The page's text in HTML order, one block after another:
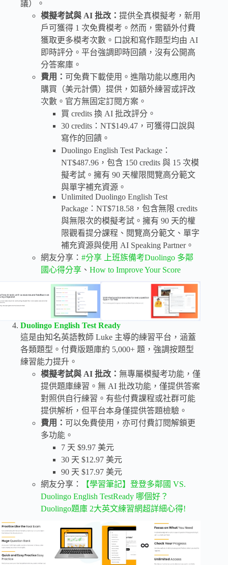
議）。
模擬考試與 AI 批改： 提供全真模擬考，新用
戶可獲得 1 次免費模考。然而，需額外付費
獲取更多模考次數。口說和寫作題型均由 AI
即時評分。平台強調即時回饋，沒有公開高
分答案庫。
費用： 可免費下載使用。進階功能以應用內
購買（美元計價）提供，如額外練習或評改
次數。官方無固定訂閱方案。
買 credits 換 AI 批改評分。
30 credits：NT$149.47，可獲得口說與
寫作的回饋。
Duolingo English Test Package：
NT$487.96，包含 150 credits 與 15 次模
擬考試。擁有 90 天權限閱覽高分範文
與單字補充資源。
Unlimited Duolingo English Test
Package：NT$718.58，包含無限 credits
與無限次的模擬考試。擁有 90 天的權
限觀看提分課程、閱覽高分範文、單字
補充資源與使用 AI Speaking Partner。
網友分享： #分享 上班族備考Duolingo 多鄰
國心得分享 、 How to Improve Your Score
Duolingo English Test Ready
這是由知名英語教師 Luke 主導的練習平台，涵蓋
各類題型。付費版題庫約 5,000+ 題，強調按題型
練習能力提升。
模擬考試與 AI 批改： 無專屬模擬考功能，僅
提供題庫練習。無 AI 批改功能，僅提供答案
對照供自行練習。有些付費課程或社群可能
提供解析，但平台本身僅提供答題檢驗。
費用： 可以免費使用，亦可付費訂閱解鎖更
多功能。
7 天 $9.97 美元
30 天 $12.97 美元
90 天 $17.97 美元
網友分享：
【學習筆記】登登多鄰國 VS.
Duolingo English TestReady 哪個好？
Duolingo題庫 2大英文練習網超詳細心得!